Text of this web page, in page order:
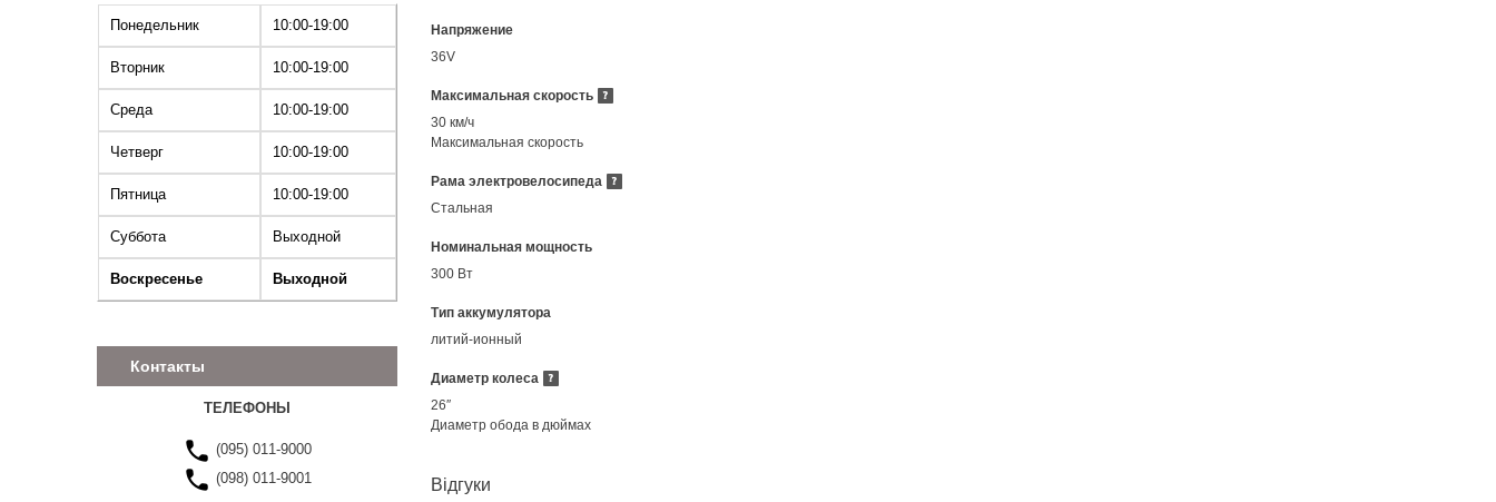
Понедельник 10:00-19:00
Вторник 10:00-19:00
Среда 10:00-19:00
Четверг 10:00-19:00
Пятница 10:00-19:00
Суббота Выходной
Воскресенье Выходной
Контакты
ТЕЛЕФОНЫ
(095) 011-9000
(098) 011-9001
Напряжение
36V
Максимальная скорость
30 км/ч
Максимальная скорость
Рама электровелосипеда
Стальная
Номинальная мощность
300 Вт
Тип аккумулятора
литий-ионный
Диаметр колеса
26″
Диаметр обода в дюймах
Відгуки